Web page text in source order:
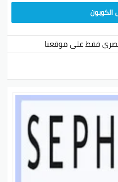
فقط على موقعنا